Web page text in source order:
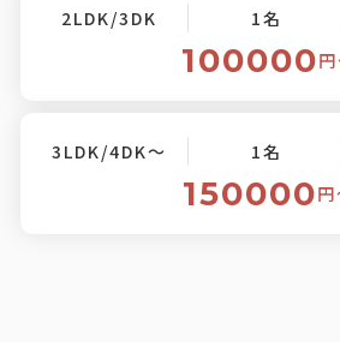
2LDK/3DK 1名
100000
3LDK/4DK～ 1名
150000円